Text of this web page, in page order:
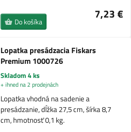
7,23 €
Do košíka
Lopatka presádzacia Fiskars
Premium 1000726
Skladom 4 ks
+ ihned na 2 prodejnách
Lopatka vhodná na sadenie a
presádzanie, dĺžka 27,5 cm, šírka 8,7
cm, hmotnosť 0,1 kg.